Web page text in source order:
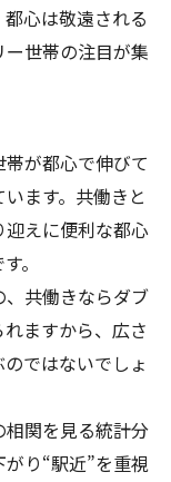
心は敬遠される
世帯の注目が集
帯が都心で伸びて
ます。共働きと
えに便利な都心
。
共働きならダブ
ますから、広さ
ではないでしょ
関を見る統計分
り“駅近”を重視